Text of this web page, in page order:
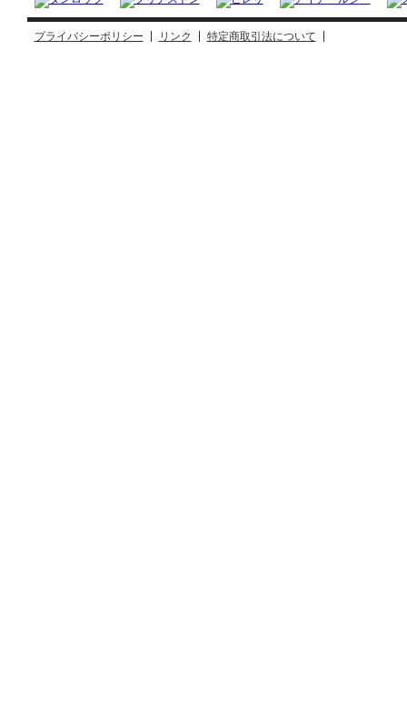
プライバシーポリシー リンク 特定商取引法について